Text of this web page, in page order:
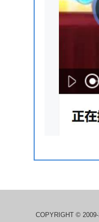
COPYRIGHT ©